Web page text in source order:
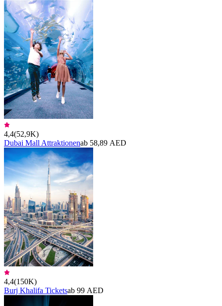
4,4(52,9K)
Dubai Mall Attraktionenab 58,89 AED
4,4(150K)
Burj Khalifa Ticketsab 99 AED